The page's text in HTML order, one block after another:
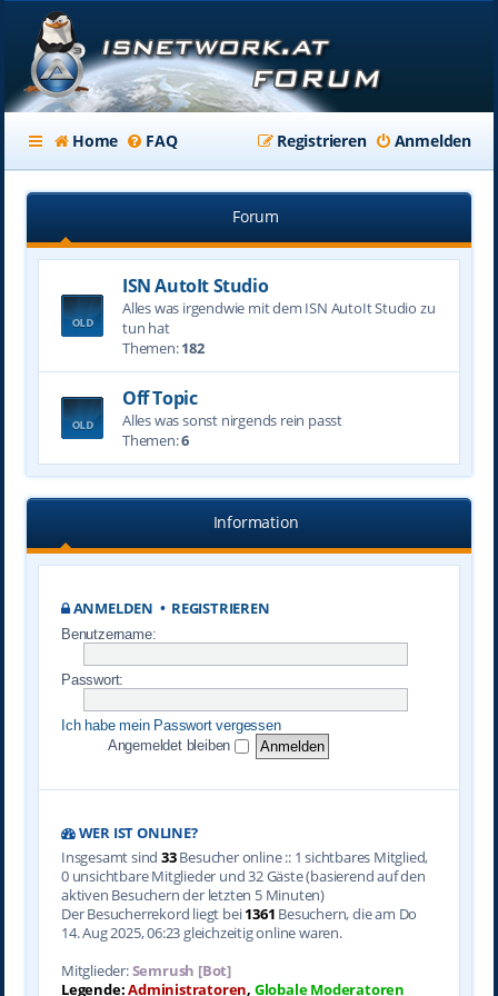
Home FAQ Anmelden
Registrieren
Forum
ISN AutoIt Studio
Alles was irgendwie mit dem ISN AutoIt Studio zu
tun hat
Themen:182
Off Topic
Alles was sonst nirgends rein passt
Themen:6
Information
ANMELDEN • REGISTRIEREN
Benutzername:
Passwort:
Ich habe mein Passwort vergessen
Angemeldet bleiben
WER IST ONLINE?
Insgesamt sind 33Besucher online :: 1 sichtbares Mitglied,
0 unsichtbare Mitglieder und 32 Gäste (basierend auf den
aktiven Besuchern der letzten 5 Minuten)
Der Besucherrekord liegt bei1361 Besuchern, die am Do
14. Aug 2025, 06:23 gleichzeitig online waren.
Mitglieder:Semrush [Bot]
Legende:Administratoren, Globale Moderatoren